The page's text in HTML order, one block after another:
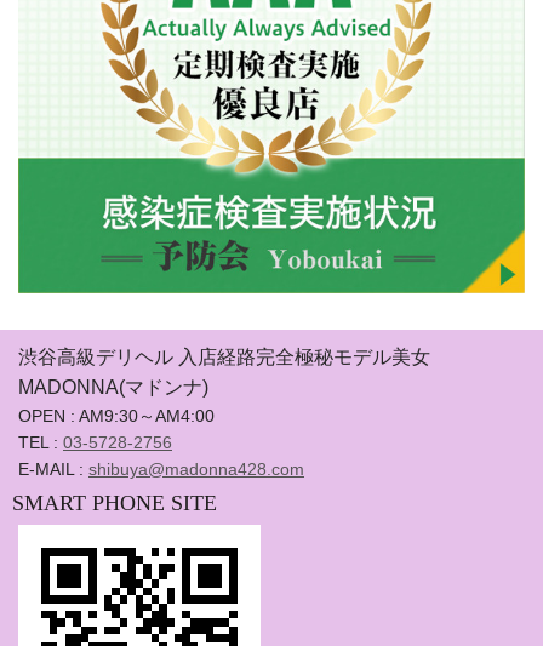
渋谷高級デリヘル 入店経路完全極秘モデル美女
MADONNA(マドンナ)
OPEN : AM9:30～AM4:00
TEL : 03-5728-2756
E-MAIL : shibuya@madonna428.com
SMART PHONE SITE